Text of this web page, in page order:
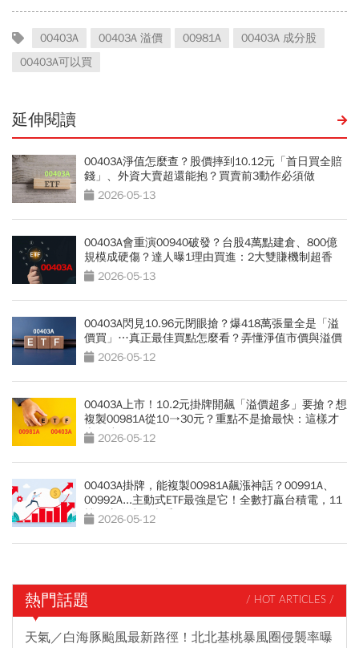
00403A 00403A 溢價 00981A
00403A 成分股
00403A可以買
延伸閱讀
00403A淨值怎麼查？股價摔到10.12元「首日買全賠
錢」、外資大賣超還能抱？買賣前3動作必須做
2026-05-13
00403A會重演00940破發？台股4萬點建倉、800億
規模成硬傷？達人曝1理由買進：2大雙賺機制超香
2026-05-13
00403A閃見10.96元閉眼搶？爆418萬張量全是「溢
價買」…真正最佳買點怎麼看？弄懂淨值市價與溢價
2026-05-12
00403A上市！10.2元掛牌開飆「溢價超多」要搶？想
複製00981A從10→30元？重點不是搶最快：這樣才
走得遠
2026-05-12
00403A掛牌，能複製00981A飆漲神話？00991A、
00992A...主動式ETF最強是它！全數打贏台積電，11
檔各賺多少一表看
2026-05-12
熱門話題 / HOT ARTICLES /
天氣／白海豚颱風最新路徑！北北基桃暴風圈侵襲率曝